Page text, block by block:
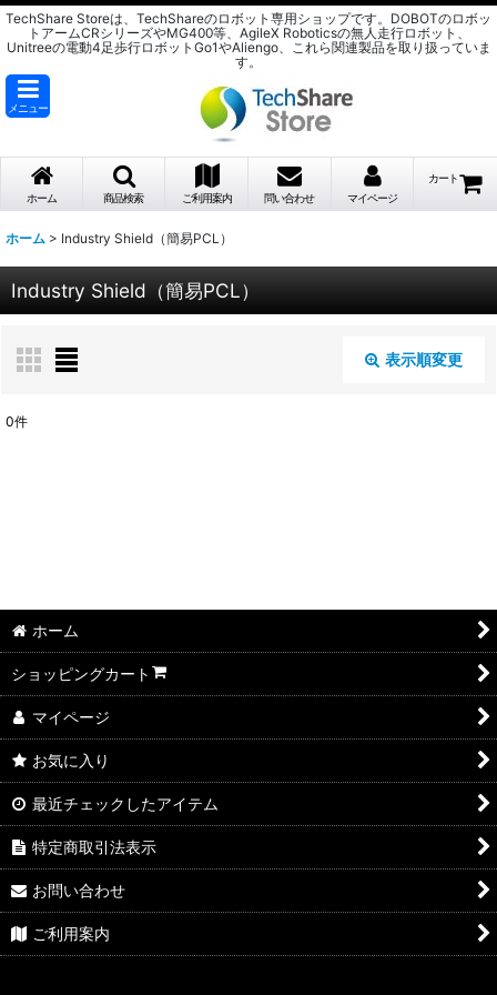
TechShare Storeは、TechShareのロボット専用ショップです。DOBOTのロボッ
トアームCRシリーズやMG400等、AgileX Roboticsの無人走行ロボット、
Unitreeの電動4足歩行ロボットGo1やAliengo、これら関連製品を取り扱っていま
す。
メニュー
ホーム 商品検索 ご利用案内 問い合わせ マイページ
カート
ホーム > Industry Shield（簡易PCL）
Industry Shield（簡易PCL）
表示順変更
0件
ホーム
ショッピングカート
マイページ
お気に入り
最近チェックしたアイテム
特定商取引法表示
お問い合わせ
ご利用案内